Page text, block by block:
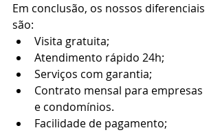
Em conclusão, os nossos diferenciais
são:
Visita gratuita;
Atendimento rápido 24h;
Serviços com garantia;
Contrato mensal para empresas
e condomínios.
Facilidade de pagamento;